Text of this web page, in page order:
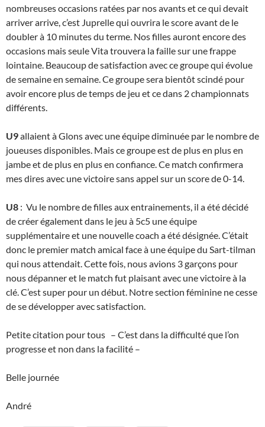
nombreuses occasions ratées par nos avants et ce qui devait
arriver arrive, c’est Juprelle qui ouvrira le score avant de le
doubler à 10 minutes du terme. Nos filles auront encore des
occasions mais seule Vita trouvera la faille sur une frappe
lointaine. Beaucoup de satisfaction avec ce groupe qui évolue
de semaine en semaine. Ce groupe sera bientôt scindé pour
avoir encore plus de temps de jeu et ce dans 2 championnats
différents.
U9allaient à Glons avec une équipe diminuée par le nombre de
joueuses disponibles. Mais ce groupe est de plus en plus en
jambe et de plus en plus en confiance. Ce match confirmera
mes dires avec une victoire sans appel sur un score de 0-14.
U8 : Vu le nombre de filles aux entrainements, il a été décidé
de créer également dans le jeu à 5c5 une équipe
supplémentaire et une nouvelle coach a été désignée. C’était
donc le premier match amical face à une équipe du Sart-tilman
qui nous attendait. Cette fois, nous avions 3 garçons pour
nous dépanner et le match fut plaisant avec une victoire à la
clé. C’est super pour un début. Notre section féminine ne cesse
de se développer avec satisfaction.
Petite citation pour tous – C’est dans la difficulté que l’on
progresse et non dans la facilité –
Belle journée
André